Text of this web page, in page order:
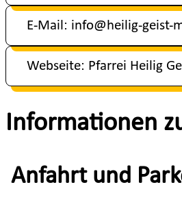
E-Mail: info@heilig-geist-
Webseite: Pfarrei Heilig
Informationen
Anfahrt und